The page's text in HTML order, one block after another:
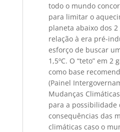
todo o mundo
para limitar o
planeta abaixo dos
relação à era pré-
esforço de buscar
1,5ºC. O “teto” em 2
como base
(Painel
Mudanças
para a possibilidade
consequências das
climáticas caso o